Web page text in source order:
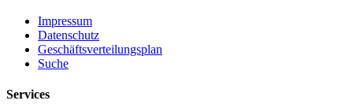
Impressum
Datenschutz
Geschäftsverteilungsplan
Suche
Services